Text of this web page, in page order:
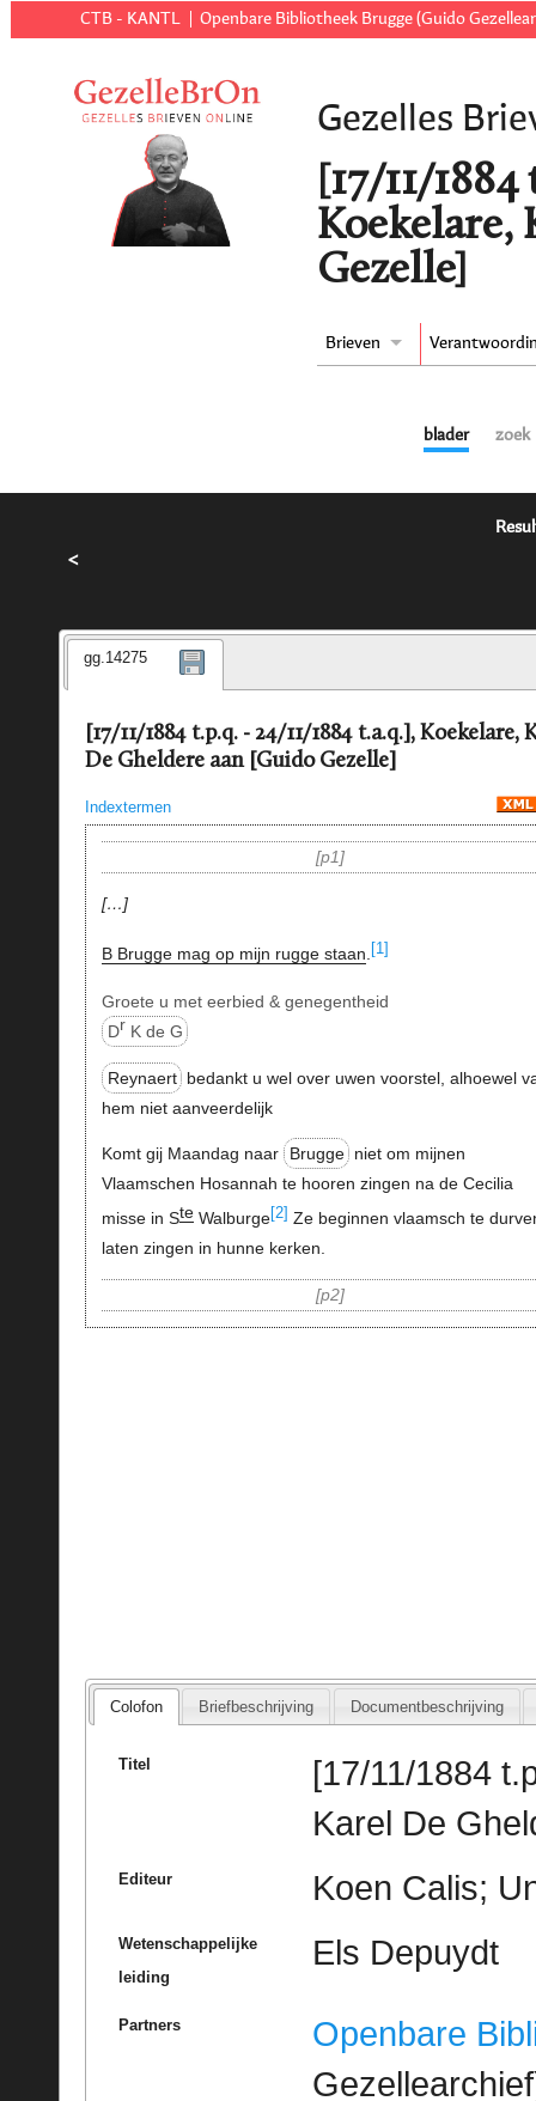
CTB - KANTL Openbare Bibliotheek Brugge (Guido
Gezelles
[17/11/
Koekelare,
Gezelle]
Brieven
blader zoek
<
gg.14275
[17/11/1884 t.p.q. - 24/11/1884 t.a.q.], Koekelare,
De Gheldere aan [Guido Gezelle]
Indextermen
p1
…
B Brugge mag op mijn rugge staan [1]
Groete u met eerbied & genegentheid
Dr K de G
Reynaert bedankt u wel over uwen voorstel, alhoewel
hem niet aanveerdelijk
Komt gij Maandag naar Brugge niet om mijnen
Vlaamschen Hosannah te hooren zingen na de Cecilia
misse in SteWalburge [2] Ze beginnen vlaamsch te
laten zingen in hunne kerken.
p2
Colofon Briefbeschrijving Documentbeschrijving
Titel
[17/11/1884
Karel De
Editeur Koen Calis;
Wetenschappelijke
leiding
Els Depuydt
Partners
Openbare